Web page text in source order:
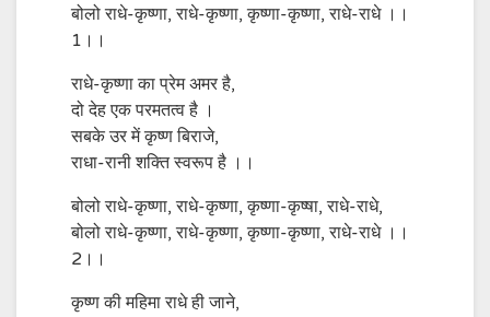
बोलो राधे-कृष्णा, राधे-कृष्णा, कृष्णा-कृष्णा, राधे-राधे ।।
1।।
राधे-कृष्णा का प्रेम अमर है,
दो देह एक परमतत्व है ।
सबके उर में कृष्ण बिराजे,
राधा-रानी शक्ति स्वरूप है ।।
बोलो राधे-कृष्णा, राधे-कृष्णा, कृष्णा-कृष्षा, राधे-राधे,
बोलो राधे-कृष्णा, राधे-कृष्णा, कृष्णा-कृष्णा, राधे-राधे ।।
2।।
कृष्ण की महिमा राधे ही जाने,